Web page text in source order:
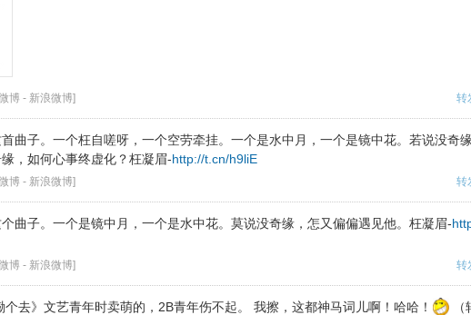
转
博 - 新浪微博]
曲子。一个枉自嗟呀，一个空劳牵挂。一个是水中月，一个是镜中花。若说没奇
，如何心事终虚化？枉凝眉-http://t.cn/h9liE
转
博 - 新浪微博]
曲子。一个是镜中月，一个是水中花。莫说没奇缘，怎又偏偏遇见他。枉凝眉-
转
博 - 新浪微博]
个去》文艺青年时卖萌的，2B青年伤不起。 我擦，这都神马词儿啊！哈哈！